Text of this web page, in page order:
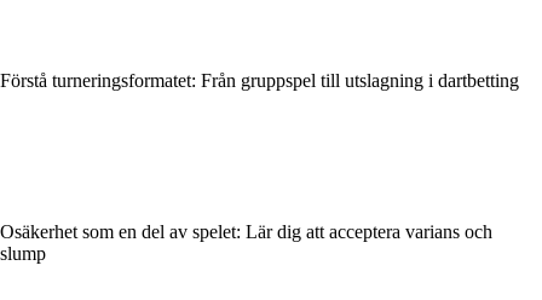
Förstå turneringsformatet: Från gruppspel till utslagning i dartbetting
Osäkerhet som en del av spelet: Lär dig att acceptera varians och
slump